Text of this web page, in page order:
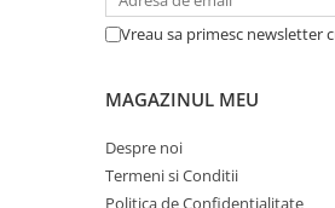
Cabinete metalice
Memorii RAM Server
Sisteme server
Vreau sa primesc newsletter
MAGAZINUL MEU
Despre noi
Termeni si Conditii
Politica de Confidentialitate